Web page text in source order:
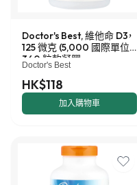
Doctor's Best, 維他命 D3，
125 微克 (5,000 國際單位)，
360 粒軟凝膠
Doctor's Best
HK$118
加入購物車